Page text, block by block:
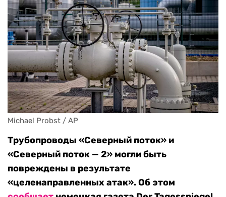
Michael Probst / AP
Трубопроводы «Северный поток» и
«Северный поток — 2» могли быть
повреждены в результате
«целенаправленных атак». Об этом